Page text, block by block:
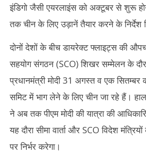
भारत-चीन के रिश्तों में सुधार के संकेत – पीएम मोदी के
बीच सीधी फ्लाइट की तैयारी
August
2025
इंडिगो जैसी एयरलाइंस को अक्टूबर से शुरू
तक चीन के लिए उड़ानें तैयार करने के निर्देश
दोनों देशों के बीच डायरेक्ट फ्लाइट्स की
सहयोग संगठन (SCO) शिखर सम्मेलन के
प्रधानमंत्री मोदी 31 अगस्त व एक
समिट में भाग लेने के लिए चीन जा रहे हैं।
ने अब तक पीएम मोदी की यात्रा की
यह दौरा सीमा वार्ता और SCO विदेश
पर निर्भर करेगा।